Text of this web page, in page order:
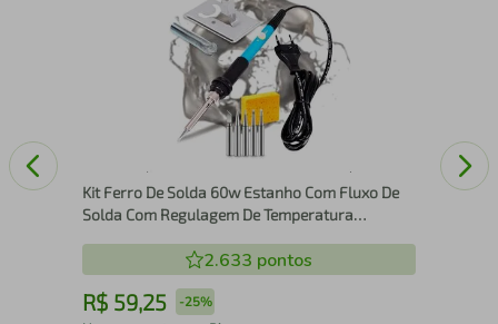
Kit Ferro De Solda 60w Estanho Com Fluxo De
Solda Com Regulagem De Temperatura
2.633 pontos
R$ 59,25 -25%